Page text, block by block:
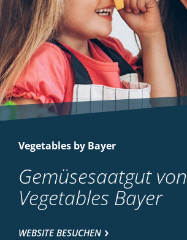
Vegetables by Bayer
Gemüsesaatgut von
Vegetables Bayer
WEBSITE BESUCHEN